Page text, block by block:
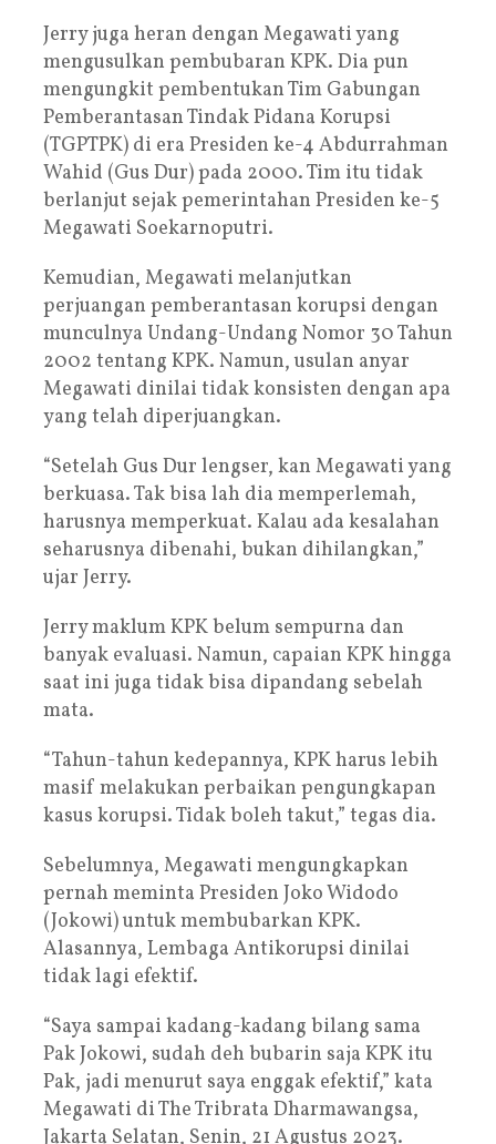
Jerry juga heran dengan Megawati yang
mengusulkan pembubaran KPK. Dia pun
mengungkit pembentukan Tim Gabungan
Pemberantasan Tindak Pidana Korupsi
(TGPTPK) di era Presiden ke-4 Abdurrahman
Wahid (Gus Dur) pada 2000. Tim itu tidak
berlanjut sejak pemerintahan Presiden ke-5
Megawati Soekarnoputri.
Kemudian, Megawati melanjutkan
perjuangan pemberantasan korupsi dengan
munculnya Undang-Undang Nomor 30 Tahun
2002 tentang KPK. Namun, usulan anyar
Megawati dinilai tidak konsisten dengan apa
yang telah diperjuangkan.
“Setelah Gus Dur lengser, kan Megawati yang
berkuasa. Tak bisa lah dia memperlemah,
harusnya memperkuat. Kalau ada kesalahan
seharusnya dibenahi, bukan dihilangkan,”
ujar Jerry.
Jerry maklum KPK belum sempurna dan
banyak evaluasi. Namun, capaian KPK hingga
saat ini juga tidak bisa dipandang sebelah
mata.
“Tahun-tahun kedepannya, KPK harus lebih
masif melakukan perbaikan pengungkapan
kasus korupsi. Tidak boleh takut,” tegas dia.
Sebelumnya, Megawati mengungkapkan
pernah meminta Presiden Joko Widodo
(Jokowi) untuk membubarkan KPK.
Alasannya, Lembaga Antikorupsi dinilai
tidak lagi efektif.
“Saya sampai kadang-kadang bilang sama
Pak Jokowi, sudah deh bubarin saja KPK itu
Pak, jadi menurut saya enggak efektif,” kata
Megawati di The Tribrata Dharmawangsa,
Jakarta Selatan, Senin, 21 Agustus 2023.